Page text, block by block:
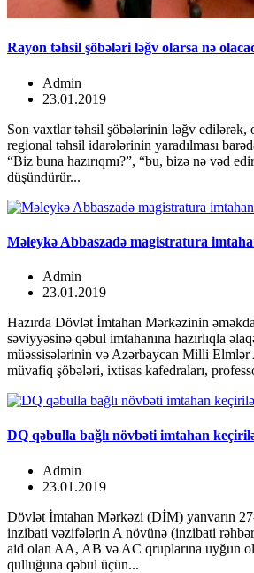
Rayon təhsil şöbələri ləğv olarsa nə
Admin
23.01.2019
Son vaxtlar təhsil şöbələrinin ləğv edilərək,
regional təhsil idarələrinin yaradılması
“Biz buna hazırıqmı?”, “bu, bizə nə vəd
düşündürür...
Məleykə Abbaszadə magistratura
Admin
23.01.2019
Hazırda Dövlət İmtahan Mərkəzinin
səviyyəsinə qəbul imtahanına hazırlıqla
müəssisələrinin və Azərbaycan Milli Elmlər
müvafiq şöbələri, ixtisas kafedraları,
DQ qəbulla bağlı növbəti imtahan
Admin
23.01.2019
Dövlət İmtahan Mərkəzi (DİM) yanvarın
inzibati vəzifələrin A növünə (inzibati
aid olan AA, AB və AC qruplarına uyğun
qulluğuna qəbul üçün...